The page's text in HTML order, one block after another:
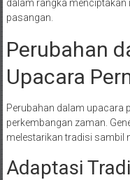
dalam rangka
pasangan.
Perubahan
Upacara
Perubahan dalam upacara
perkembangan zaman.
melestarikan tradisi sambil
Adaptasi